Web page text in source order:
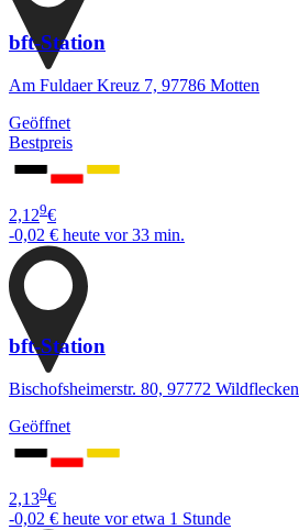
bft-Station
Am Fuldaer Kreuz 7, 97786 Motten
Geöffnet
Bestpreis
2,129€
-0,02 € heute vor 33 min.
bft-Station
Bischofsheimerstr. 80, 97772 Wildflecken
Geöffnet
2,139€
-0,02 € heute vor etwa 1 Stunde